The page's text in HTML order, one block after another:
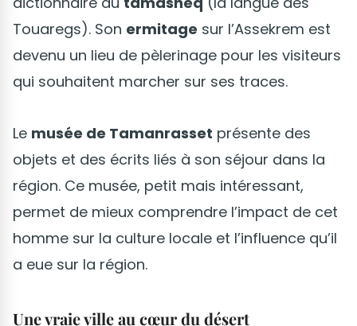
Touaregs). Son ermitage sur l’Assekrem est
devenu un lieu de pèlerinage pour les visiteurs
qui souhaitent marcher sur ses traces.
Le musée de Tamanrasset présente des
objets et des écrits liés à son séjour dans la
région. Ce musée, petit mais intéressant,
permet de mieux comprendre l’impact de cet
homme sur la culture locale et l’influence qu’il
a eue sur la région.
Une vraie ville au cœur du désert